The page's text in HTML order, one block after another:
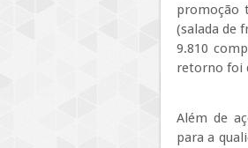
promoção
(salada de
9.810
retorno foi
Além de
para a